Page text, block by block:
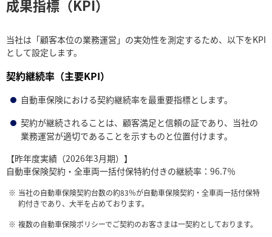
成果指標（KPI）
当社は「顧客本位の業務運営」の実効性を測定するため、以下をKPI
として設定します。
契約継続率（主要KPI）
自動車保険における契約継続率を最重要指標とします。
契約が継続されることは、顧客満足と信頼の証であり、当社の
業務運営が適切であることを示すものと位置付けます。
【昨年度実績（2026年3月期）】
自動車保険契約・全車両一括付保特約付きの継続率：96.7％
当社の自動車保険契約台数の約83％が自動車保険契約・全車両一括付保特
約付きであり、大半を占めております。
複数の自動車保険ポリシーでご契約のお客さまは一契約としております。